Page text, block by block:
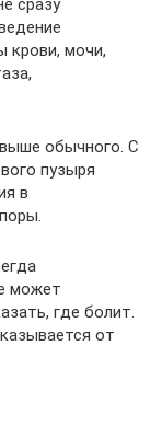
сразу
крови, мочи,
обычного. С
пузыря
в
может
где болит.
от